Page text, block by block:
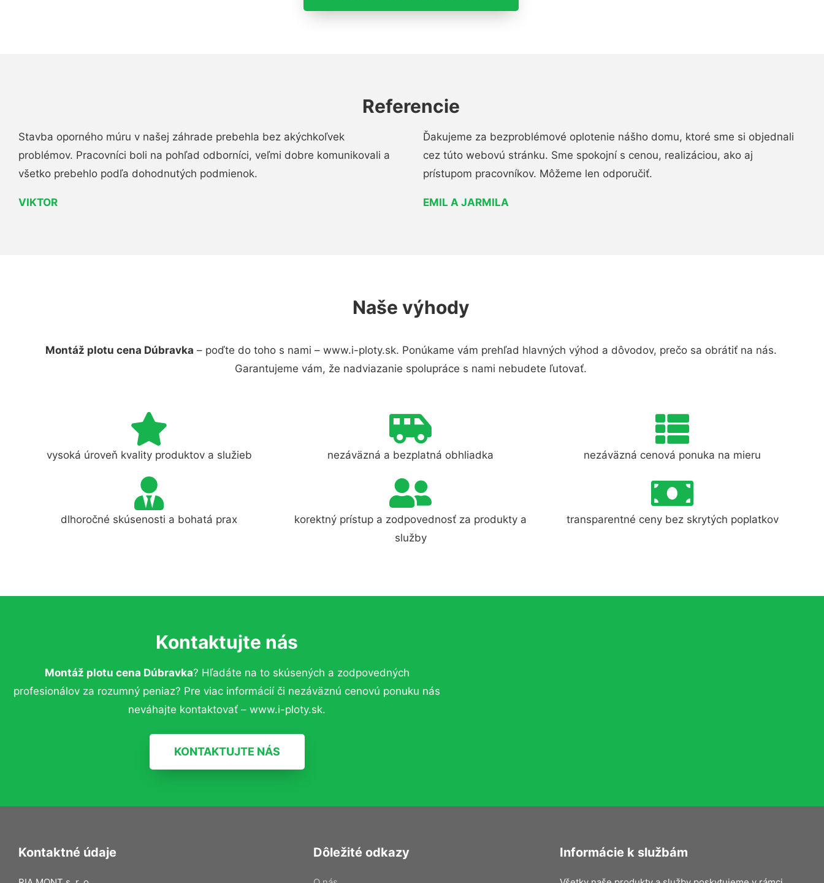
Referencie
Stavba oporného múru v našej záhrade prebehla bez akýchkoľvek
problémov. Pracovníci boli na pohľad odborníci, veľmi dobre komunikovali a
všetko prebehlo podľa dohodnutých podmienok.
VIKTOR
Ďakujeme za bezproblémové oplotenie nášho domu, ktoré sme si objednali
cez túto webovú stránku. Sme spokojní s cenou, realizáciou, ako aj
prístupom pracovníkov. Môžeme len odporučiť.
EMIL A JARMILA
Naše výhody
Montáž plotu cena Dúbravka – poďte do toho s nami – www.i-ploty.sk. Ponúkame vám prehľad hlavných výhod a dôvodov, prečo sa obrátiť na nás.
Garantujeme vám, že nadviazanie spolupráce s nami nebudete ľutovať.
vysoká úroveň kvality produktov a služieb nezáväzná a bezplatná obhliadka nezáväzná cenová ponuka na mieru
dlhoročné skúsenosti a bohatá prax
korektný prístup a zodpovednosť za produkty a
služby
transparentné ceny bez skrytých poplatkov
Kontaktujte nás
Montáž plotu cena Dúbravka? Hľadáte na to skúsených a zodpovedných
profesionálov za rozumný peniaz? Pre viac informácií či nezáväznú cenovú ponuku nás
neváhajte kontaktovať – www.i-ploty.sk.
KONTAKTUJTE NÁS
Kontaktné údaje Dôležité odkazy Informácie k službám